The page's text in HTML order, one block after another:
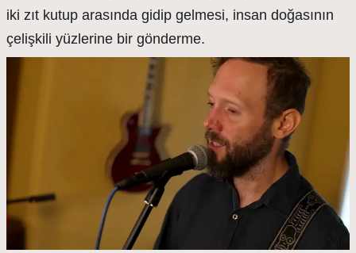
iki zıt kutup arasında gidip gelmesi, insan doğasının
çelişkili yüzlerine bir gönderme.